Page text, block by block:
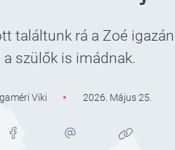
találtunk rá a Zoé
a szülők is imádnak.
Viki 2026. Május 25.